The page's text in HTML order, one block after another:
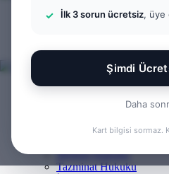
İlk 3 sorun ücretsiz, üye
Şimdi
Daha
Kart bilgisi sormaz.
Menü
...
Ol
ANASAYFA
Ceza Hukuku
Medeni Hukuku
Tazminat Hukuku